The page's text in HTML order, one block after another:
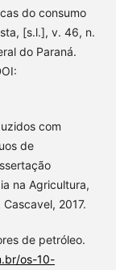
do consumo
[s.l.], v. 46, n.
do Paraná.
com
de
na Agricultura,
2017.
de petróleo.
os-10-